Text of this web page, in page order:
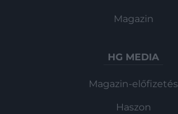
Magazin
HG MEDIA
Magazin-előfizetés
Haszon